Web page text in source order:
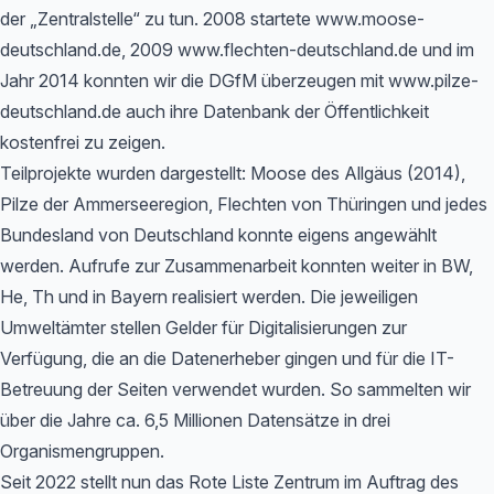
der „Zentralstelle“ zu tun. 2008 startete www.moose-
deutschland.de, 2009 www.flechten-deutschland.de und im
Jahr 2014 konnten wir die DGfM überzeugen mit www.pilze-
deutschland.de auch ihre Datenbank der Öffentlichkeit
kostenfrei zu zeigen.
Teilprojekte wurden dargestellt: Moose des Allgäus (2014),
Pilze der Ammerseeregion, Flechten von Thüringen und jedes
Bundesland von Deutschland konnte eigens angewählt
werden. Aufrufe zur Zusammenarbeit konnten weiter in BW,
He, Th und in Bayern realisiert werden. Die jeweiligen
Umweltämter stellen Gelder für Digitalisierungen zur
Verfügung, die an die Datenerheber gingen und für die IT-
Betreuung der Seiten verwendet wurden. So sammelten wir
über die Jahre ca. 6,5 Millionen Datensätze in drei
Organismengruppen.
Seit 2022 stellt nun das Rote Liste Zentrum im Auftrag des